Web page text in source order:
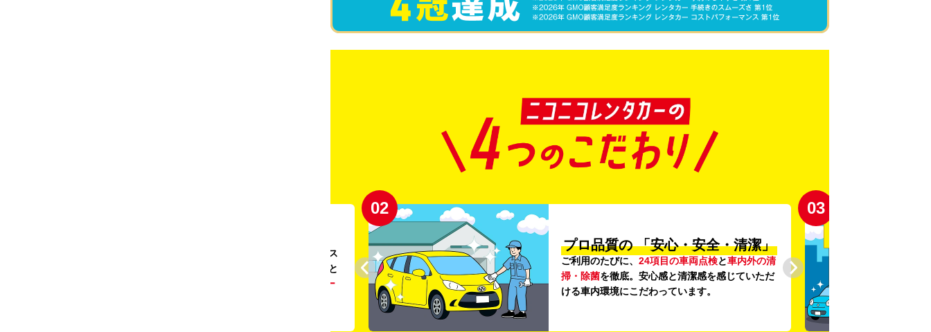
。ガソリンス
タンドや整備工場の既存インフラを活用すること
リー
02
プロ品質の 「安心・安全・清潔」
ご利用のたびに、 24項目の車両点検と車内外の清
掃・除菌を徹底。安心感と清潔感を感じていただ
ける車内環境にこだわっています。
03